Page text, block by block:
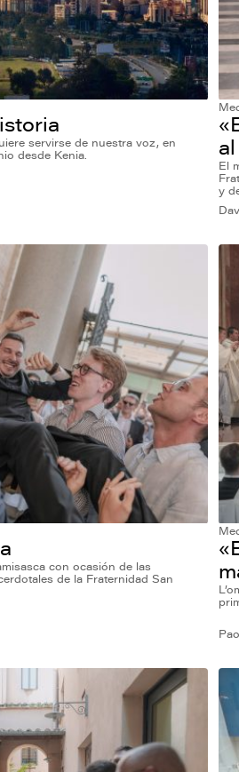
servirse de nuestra voz, en
desde Kenia.
El
y
con ocasión de las
de la Fraternidad San